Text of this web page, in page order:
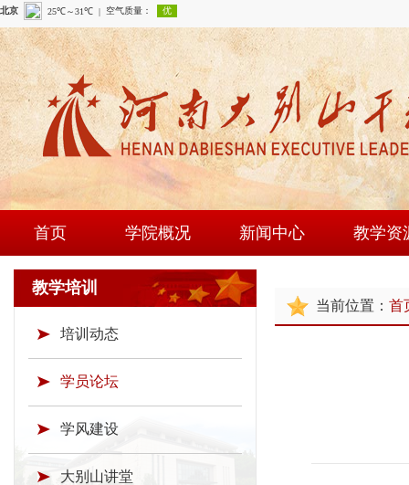
首页 学院概况
学院简介
现任领导
新闻中心
通知公告
教学资
师资队
教学培训
培训动态
学员论坛
学风建设
大别山讲堂
当前位置： 首